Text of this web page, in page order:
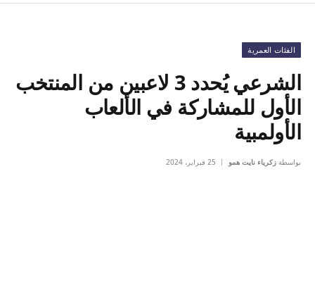
الفئات العمرية
الشرعي يُحدد 3 لاعبين من المنتخب
الأول للمشاركة في الألعاب
الأولمبية
بواسطة زكرياء نايت همو 25 فبراير، 2024